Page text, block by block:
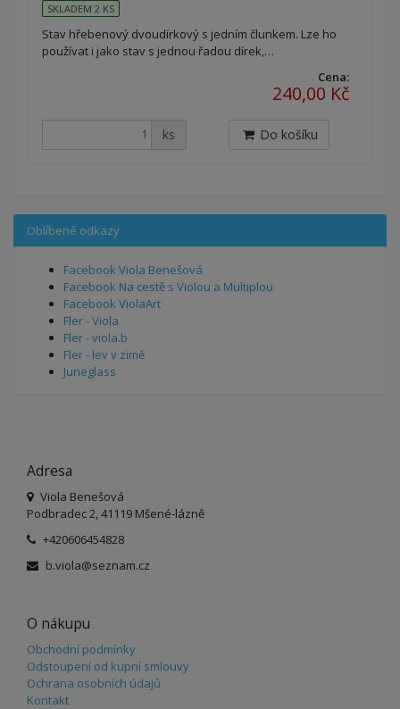
SKLADEM 2 KS
Stav hřebenový dvoudírkový s jedním člunkem. Lze ho
používat i jako stav s jednou řadou dírek,…
Cena:
240,00 Kč
ks Do košíku
Oblíbené odkazy
Facebook Viola Benešová
Facebook Na cestě s Violou a Multiplou
Facebook ViolaArt
Fler - Viola
Fler - viola.b
Fler - lev v zimě
Juneglass
Adresa
Viola Benešová
Podbradec 2, 41119 Mšené-lázně
+420606454828
b.viola@seznam.cz
O nákupu
Obchodní podmínky
Odstoupení od kupní smlouvy
Ochrana osobních údajů
Kontakt